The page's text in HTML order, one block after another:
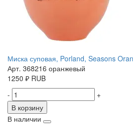
Миска суповая, Porland, Seasons
Арт. 368216 оранжевый
1250 ₽ RUB
-
+
В корзину
В наличии